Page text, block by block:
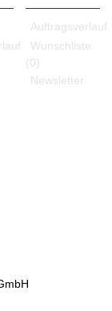
Auftragsverlauf
Wunschliste
(0)
Newsletter